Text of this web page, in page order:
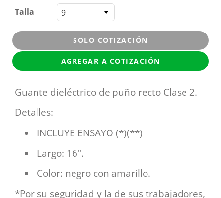
Talla 9
SOLO COTIZACIÓN
AGREGAR A COTIZACIÓN
Guante dieléctrico de puño recto Clase 2.
Detalles:
INCLUYE ENSAYO (*)(**)
Largo: 16''.
Color: negro con amarillo.
*Por su seguridad y la de sus trabajadores,